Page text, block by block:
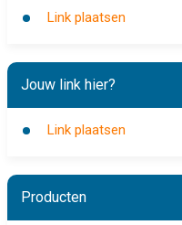
Link plaatsen
Jouw link hier?
Link plaatsen
Producten